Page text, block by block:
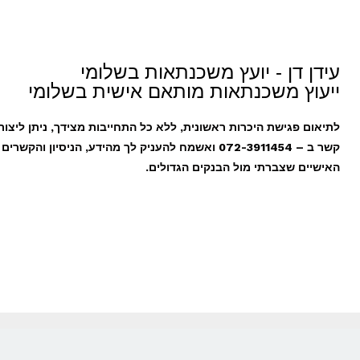
עידן דן - יועץ משכנתאות בשלומי
ייעוץ משכנתאות מותאם אישית בשלומי
לתיאום פגישת היכרות ראשונית, ללא כל התחייבות מצידך, ניתן
קשר ב – 072-3911454 ואשמח להעניק לך מהידע, הניסיון והקשרים
האישיים שצברתי מול הבנקים הגדולים.